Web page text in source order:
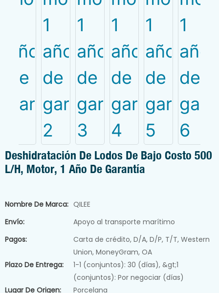
Deshidratación De Lodos De Bajo Costo 500
L/h, Motor, 1 Año De Garantía
Nombre De Marca: QILEE
Envío:
Apoyo al transporte marítimo
Pagos:
Carta de crédito, D/A, D/P, T/T, Western
Union, MoneyGram, OA
Plazo De Entrega:
1-1 (conjuntos): 30 (días), &gt;1
(conjuntos): Por negociar (días)
Lugar De Origen:
Porcelana
PRODUCT
CATEGORIES
Máquina deshidratadora de lodos
Prensa de filtro de
Prensa de filtro de
Sistema de
de polvo
productos químicos
Mezclador de líquidos
industrial